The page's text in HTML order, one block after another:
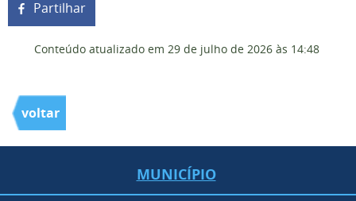
Partilhar
Conteúdo atualizado em 29 de julho de 2026 às 14:48
voltar
MUNICÍPIO